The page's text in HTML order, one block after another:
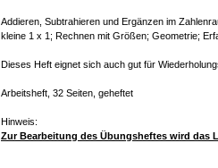
Addieren, Subtrahieren und Ergänzen im
kleine 1 x 1; Rechnen mit Größen; Geometrie;
Dieses Heft eignet sich auch gut für
Arbeitsheft, 32 Seiten, geheftet
Hinweis:
Zur Bearbeitung des Übungsheftes wird das